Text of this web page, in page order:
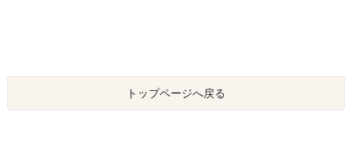
トップページへ戻る